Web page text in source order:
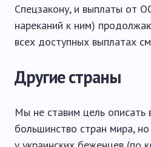
Спецзакону, и выплаты от
нареканий к ним)
всех доступных выплатах
Другие страны
Мы не ставим цель описать
большинство стран мира,